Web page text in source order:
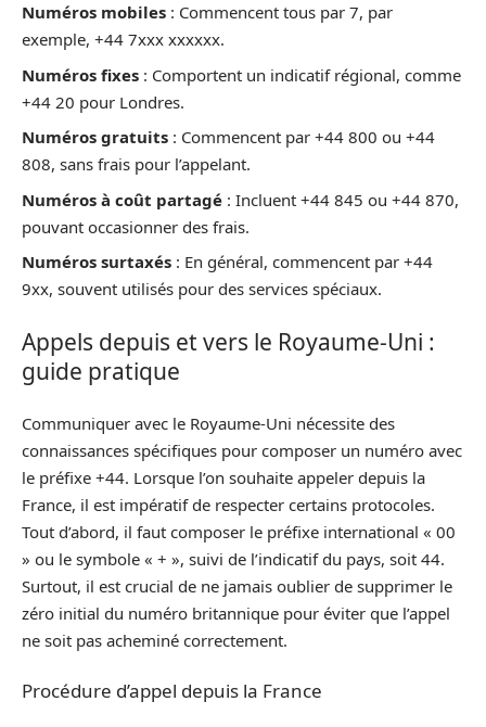
Numéros mobiles : Commencent tous par 7, par
exemple, +44 7xxx xxxxxx.
Numéros fixes : Comportent un indicatif régional, comme
+44 20 pour Londres.
Numéros gratuits : Commencent par +44 800 ou +44
808, sans frais pour l’appelant.
Numéros à coût partagé : Incluent +44 845 ou +44 870,
pouvant occasionner des frais.
Numéros surtaxés : En général, commencent par +44
9xx, souvent utilisés pour des services spéciaux.
Appels depuis et vers le Royaume-Uni :
guide pratique
Communiquer avec le Royaume-Uni nécessite des
connaissances spécifiques pour composer un numéro avec
le préfixe +44. Lorsque l’on souhaite appeler depuis la
France, il est impératif de respecter certains protocoles.
Tout d’abord, il faut composer le préfixe international « 00
» ou le symbole « + », suivi de l’indicatif du pays, soit 44.
Surtout, il est crucial de ne jamais oublier de supprimer le
zéro initial du numéro britannique pour éviter que l’appel
ne soit pas acheminé correctement.
Procédure d’appel depuis la France